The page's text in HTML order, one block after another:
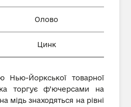
Олово
Цинк
Нью-Йоркської товарної
торгує ф’ючерсами на
мідь знаходяться на рівні